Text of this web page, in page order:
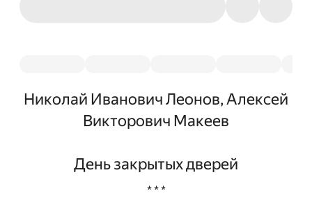
Николай Иванович Леонов, Алексей
Викторович Макеев
День закрытых дверей
* * *